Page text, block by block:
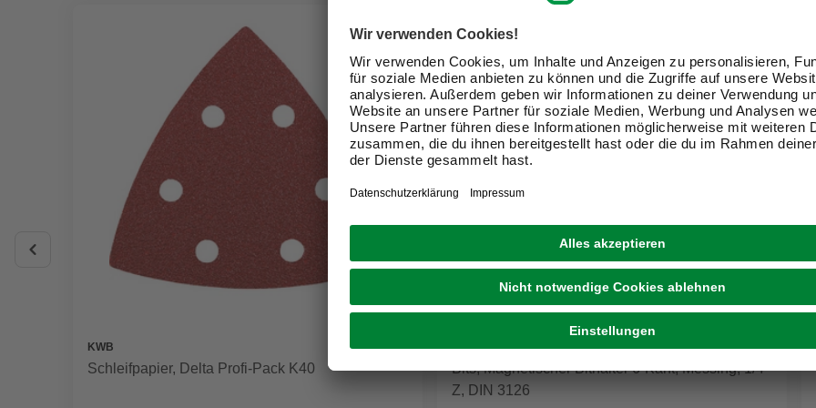
KWB
Schleifpapier, Delta Profi-Pack K40
KWB
Bits, Magnetischer Bithalter 6-Kant, Messing, 1/4
Z, DIN 3126